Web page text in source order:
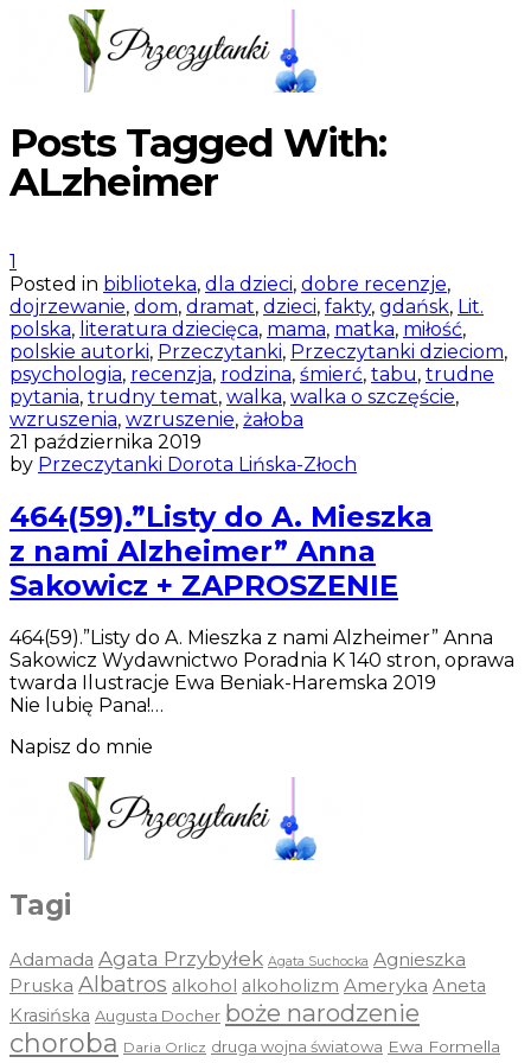
Posts Tagged With:
ALzheimer
1
Posted in biblioteka, dla dzieci, dobre recenzje,
dojrzewanie, dom, dramat, dzieci, fakty, gdańsk, Lit.
polska, literatura dziecięca, mama, matka, miłość,
polskie autorki, Przeczytanki, Przeczytanki dzieciom,
psychologia, recenzja, rodzina, śmierć, tabu, trudne
pytania, trudny temat, walka, walka o szczęście,
wzruszenia, wzruszenie, żałoba
21 października 2019
by Przeczytanki Dorota Lińska-Złoch
464(59).”Listy do A. Mieszka
z nami Alzheimer” Anna
Sakowicz + ZAPROSZENIE
464(59).”Listy do A. Mieszka z nami Alzheimer” Anna
Sakowicz Wydawnictwo Poradnia K 140 stron, oprawa
twarda Ilustracje Ewa Beniak-Haremska 2019
Nie lubię Pana!…
Napisz do mnie
Tagi
Adamada Agata Przybyłek Agata Suchocka Agnieszka
Pruska Albatros alkohol alkoholizm Ameryka Aneta
Krasińska Augusta Docher boże narodzenie
choroba Daria Orlicz druga wojna światowa Ewa Formella